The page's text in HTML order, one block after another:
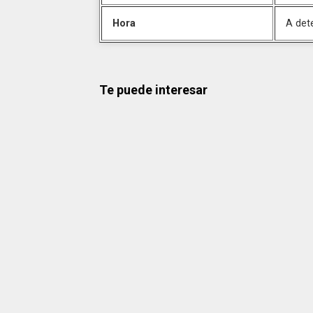
Hora A
Te puede interesar